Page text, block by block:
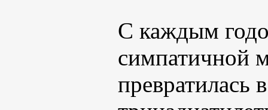
С каждым
симпатичной
превратилась